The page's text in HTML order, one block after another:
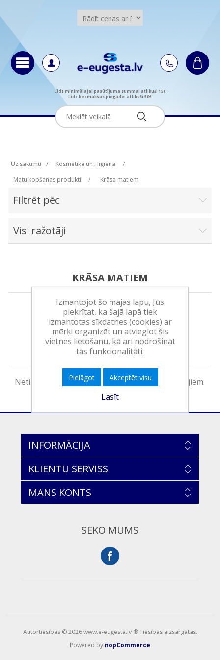
Līdz minimālajai pasūtījuma summai atlikuši 15€
Līdz bezmaksas piegādei atlikuši 50€
Uz sākumu / Kosmētika un Higiēna
/
Matu kopšanas produkti
/ Krāsa matiem
Filtrēt pēc
Visi ražotāji
KRĀSA MATIEM
Sakārtot pēc
Rādīt
produktus lapā
Netika atrasti produkti, kas atbilstu jūsu kritērijiem.
INFORMĀCIJA
KLIENTU SERVISS
MANS KONTS
SEKO MUMS
Autortiesības © 2026 www.e-eugesta.lv ® Tiesības aizsargātas.
Powered by nopCommerce
Izmantojot šo mājas lapu, Jūs
piekrītat, ka šajā lapā tiek
izmantotas sīkdatnes (cookies) ar
mērķi organizēt un atvieglot šis
vietnes lietošanu, kā arī nodrošināt
tās funkcionalitāti.
Pielāgot Akceptēt visu
Lasīt